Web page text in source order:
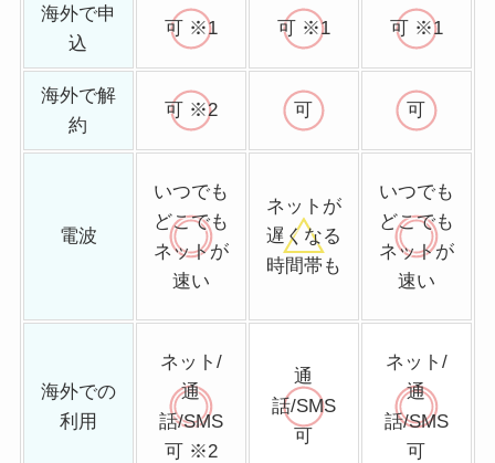
海外で申
込
可 ※1 可 ※1 可 ※1
海外で解
約
可 ※2 可 可
電波
いつでも
どこでも
ネットが
速い
ネットが
遅くなる
時間帯も
いつでも
どこでも
ネットが
速い
海外での
利用
ネット/
通
話/SMS
可 ※2
通
話/SMS
可
ネット/
通
話/SMS
可